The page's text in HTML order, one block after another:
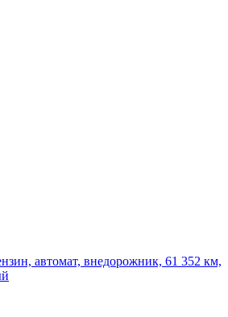
автомат, внедорожник, 61 352 км,